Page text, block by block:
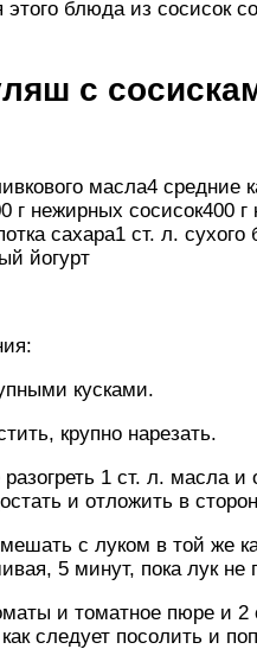
этого блюда из сосисок
с
масла4
г нежирных сосисок400
сахара1 ст. л. сухого
йогурт
кусками.
крупно нарезать.
1 ст. л. масла и
и отложить в
с луком в той же
5 минут, пока лук не
и томатное пюре и
следует посолить и